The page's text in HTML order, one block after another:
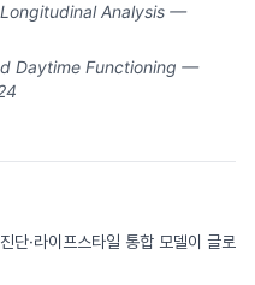
Analysis —
Daytime Functioning —
·라이프스타일 통합 모델이 글로